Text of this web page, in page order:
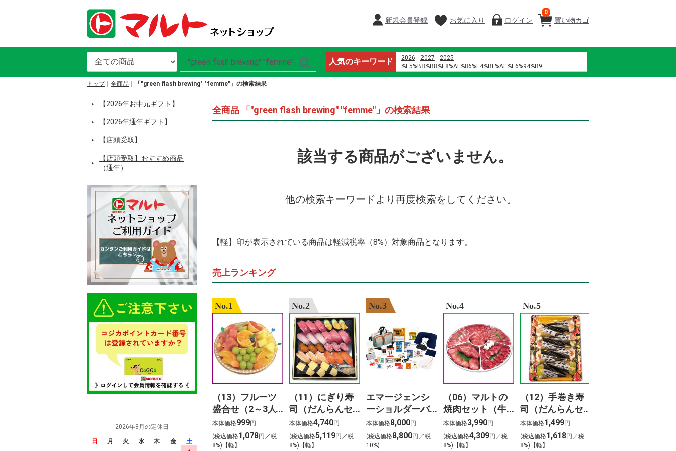
買い物カゴ
0
新規会員登録 お気に入り ログイン
人気のキーワード 2026 2027
2025
%E5%B8%B8%E8%AF%86%E4%BF%AE%E6%94%B9
%D8%B1%D9%88%D9%85%D8%A7%D9%86%D8%B3%D9%8A%D9%87
%E4%B8%8D3p
%E6%81%B5%E6%84%9B%E5%A0%82%E7%97%85%E9%99%A2
%E7%8E%8B%E5%B0%86%E3%80%80%E7%B7%91%E6%A9%8B
%E6%A5%BD%E5%BF%83 %E8%B0%B7%E4%B8%8A
haikyuu 3.%C3%A9vad 9r%C3%A9sz
%E6%9D%8F%E5%AD%90%E5%BE%A1%E6%B4%A5%E3%80%80%E6%AD%8C
トップ 全商品 「"green flash brewing" "femme"」の検索結果
【2026年お中元ギフト】
【2026年通年ギフト】
【店頭受取】
【店頭受取】おすすめ商品
（通年）
2026年8月の定休日
日 月 火 水 木 金
土
全商品 「"green flash brewing" "femme"」の検索結果
該当する商品がございません。
他の検索キーワードより再度検索をしてください。
【軽】印が表示されている商品は軽減税率（8%）対象商品となります。
売上ランキング
No.1
（13）フルーツ
盛合せ（2～3人
前）
本体価格999円
(税込価格1,078円／税
8%)【軽】
No.2
（11）にぎり寿
司（だんらんセ
ット）3人前
本体価格4,740円
(税込価格5,119円／税
8%)【軽】
No.3
エマージェンシ
ーショルダーバ
ッグ24点セット
本体価格8,000円
(税込価格8,800円／税
10%)
No.4
（06）マルトの
焼肉セット（牛
タン入り）800ｇ
本体価格3,990円
(税込価格4,309円／税
8%)【軽】
No.5
（12）手巻き寿
司（だんらんセ
ット）（8本）
本体価格1,499円
(税込価格1,618円／税
8%)【軽】